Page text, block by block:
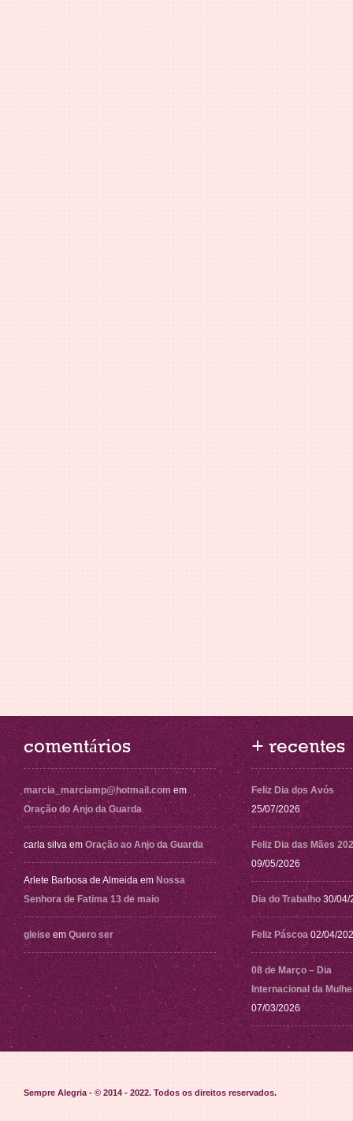
comentários
marcia_marciamp@hotmail.com em
Oração do Anjo da Guarda
carla silva em Oração ao Anjo da Guarda
Arlete Barbosa de Almeida em Nossa
Senhora de Fatima 13 de maio
gleise em Quero ser
+ recentes
Feliz Dia dos Avós
25/07/2026
Feliz Dia das Mães
09/05/2026
Dia do Trabalho 30/04/
Feliz Páscoa 02/04/
08 de Março – Dia
Internacional da
07/03/2026
Sempre Alegria - © 2014 - 2022. Todos os direitos reservados.